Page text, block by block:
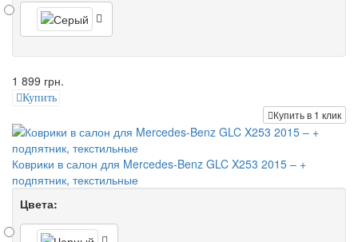
1 899 грн.
Купить
Купить в 1 клик
Коврики в салон для Mercedes-Benz GLC X253 2015 – +
подпятник, текстильные
Цвета: